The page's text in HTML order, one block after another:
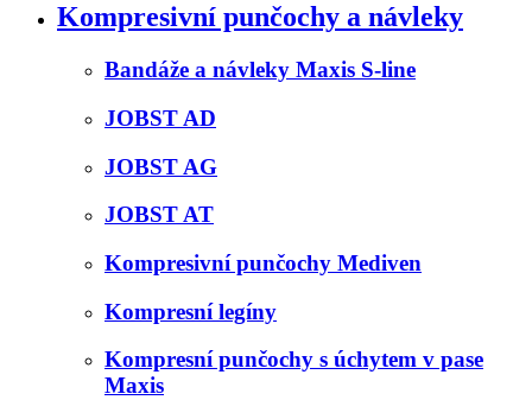
Kompresivní punčochy a návleky
Bandáže a návleky Maxis S-line
JOBST AD
JOBST AG
JOBST AT
Kompresivní punčochy Mediven
Kompresní legíny
Kompresní punčochy s úchytem v pase
Maxis